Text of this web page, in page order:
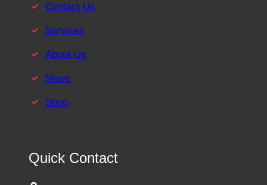
Contact Us
Services
About Us
News
Shop
Quick Contact